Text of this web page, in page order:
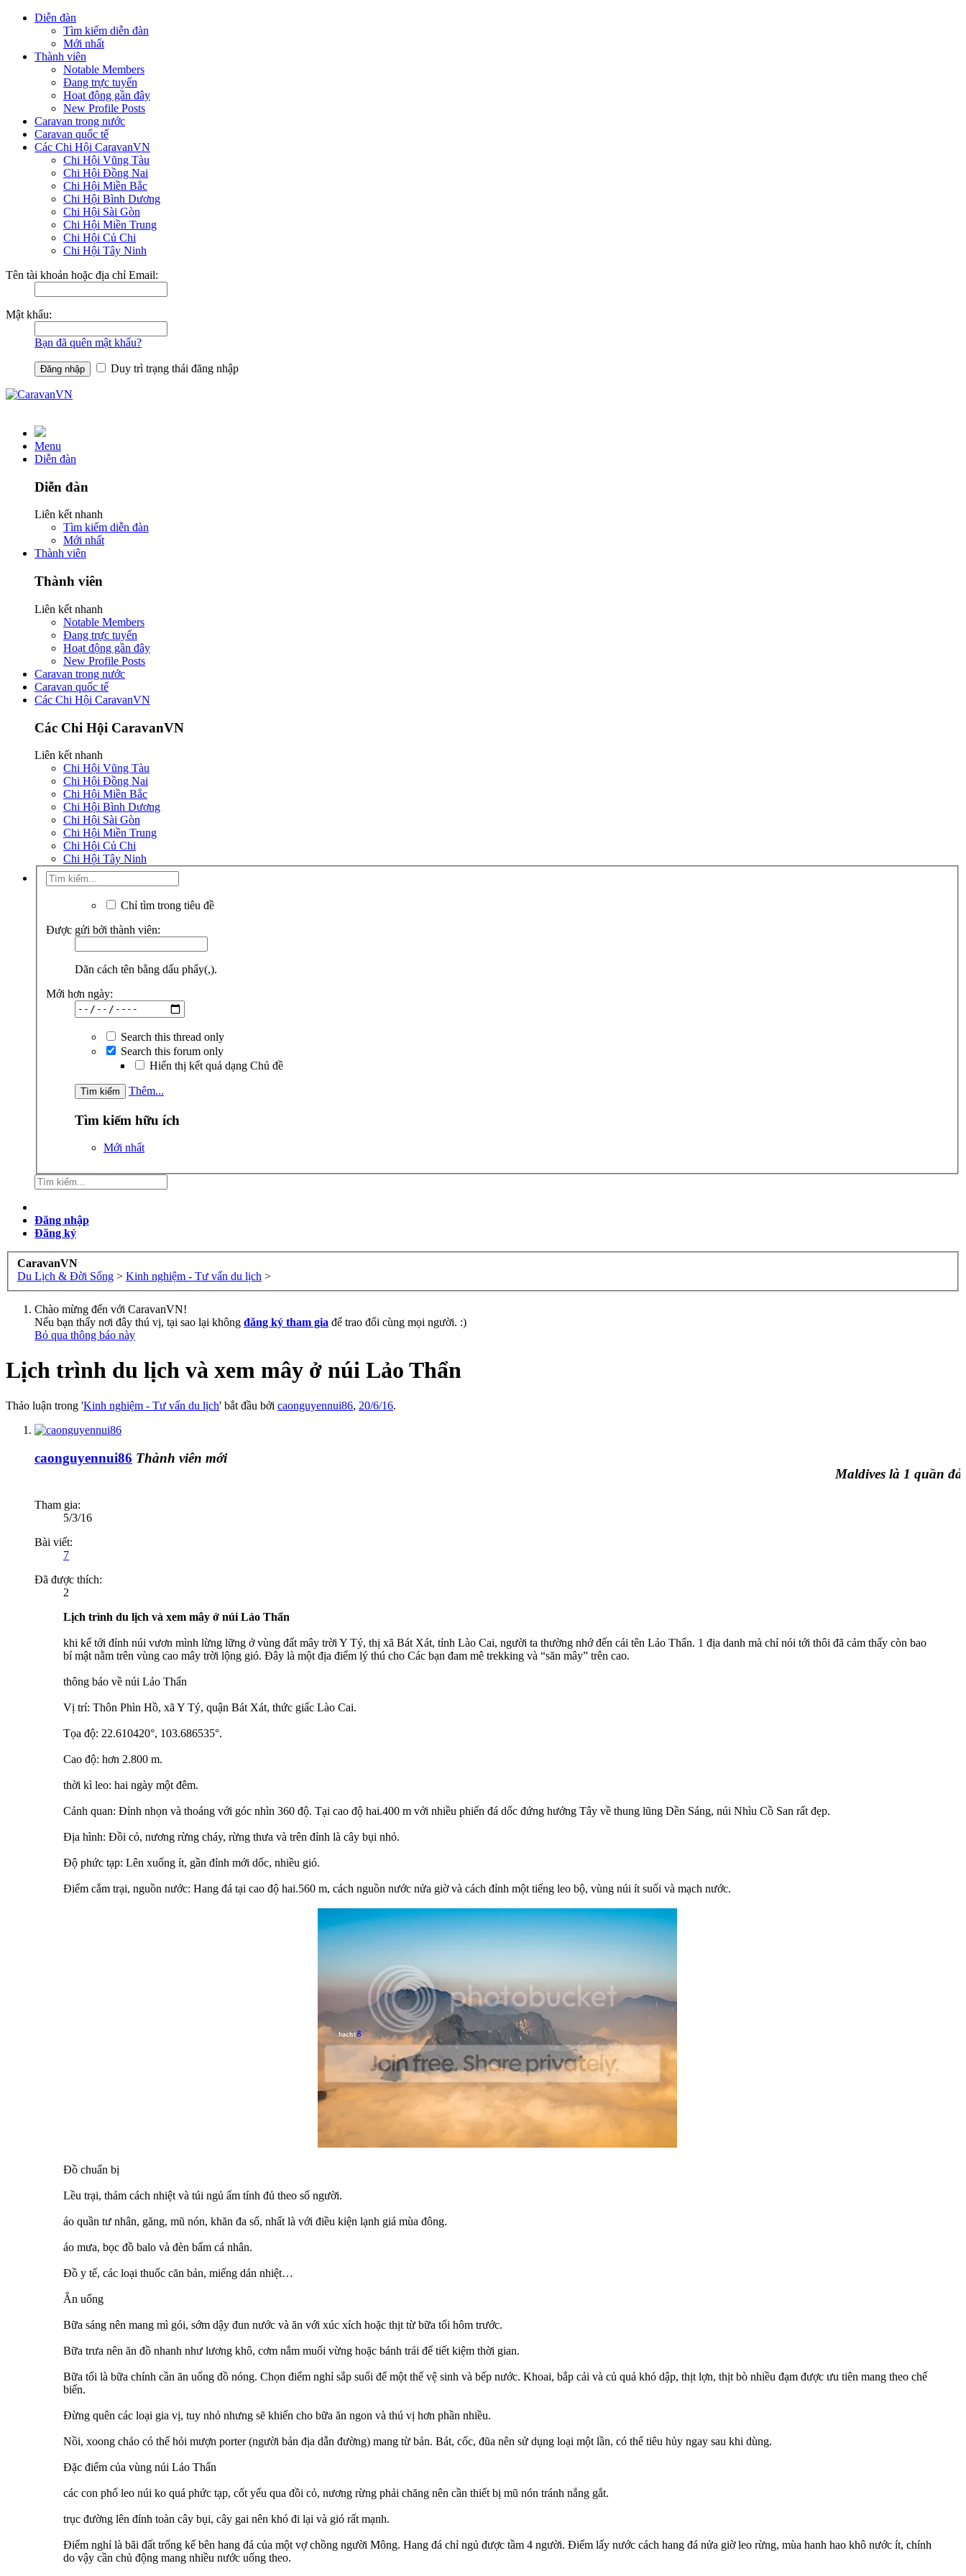
Diễn đàn
Tìm kiếm diễn đàn
Mới nhất
Thành viên
Notable Members
Đang trực tuyến
Hoạt động gần đây
New Profile Posts
Caravan trong nước
Caravan quốc tế
Các Chi Hội CaravanVN
Chi Hội Vũng Tàu
Chi Hội Đồng Nai
Chi Hội Miền Bắc
Chi Hội Bình Dương
Chi Hội Sài Gòn
Chi Hội Miền Trung
Chi Hội Củ Chi
Chi Hội Tây Ninh
Tên tài khoản hoặc địa chỉ Email:
Mật khẩu:
Bạn đã quên mật khẩu?
Duy trì trạng thái đăng nhập
Menu
Diễn đàn
Diễn đàn
Liên kết nhanh
Tìm kiếm diễn đàn
Mới nhất
Thành viên
Thành viên
Liên kết nhanh
Notable Members
Đang trực tuyến
Hoạt động gần đây
New Profile Posts
Caravan trong nước
Caravan quốc tế
Các Chi Hội CaravanVN
Các Chi Hội CaravanVN
Liên kết nhanh
Chi Hội Vũng Tàu
Chi Hội Đồng Nai
Chi Hội Miền Bắc
Chi Hội Bình Dương
Chi Hội Sài Gòn
Chi Hội Miền Trung
Chi Hội Củ Chi
Chi Hội Tây Ninh
Chỉ tìm trong tiêu đề
Được gửi bởi thành viên:
Dãn cách tên bằng dấu phẩy(,).
Mới hơn ngày:
Search this thread only
Search this forum only
Hiển thị kết quả dạng Chủ đề
Thêm...
Tìm kiếm hữu ích
Mới nhất
Đăng nhập
Đăng ký
CaravanVN
Du Lịch & Đời Sống > Kinh nghiệm - Tư vấn du lịch >
Chào mừng đến với CaravanVN!
Nếu bạn thấy nơi đây thú vị, tại sao lại không đăng ký tham gia để trao đổi cùng mọi người. :)
Bỏ qua thông báo này
Lịch trình du lịch và xem mây ở núi Lảo Thẩn
Thảo luận trong 'Kinh nghiệm - Tư vấn du lịch' bắt đầu bởi caonguyennui86, 20/6/16.
caonguyennui86 Thành viên mới
Maldives là 1 quần đảo
Tham gia:
5/3/16
Bài viết:
7
Đã được thích:
2
Lịch trình du lịch và xem mây ở núi Lảo Thẩn
khi kể tới đỉnh núi vươn mình lừng lững ở vùng đất mây trời Y Tý, thị xã Bát Xát, tỉnh Lào Cai, người ta thường nhớ đến cái tên Lảo Thẩn. 1 địa danh mà chỉ nói tới thôi đã cảm thấy còn bao
bí mật nằm trên vùng cao mây trời lộng gió. Đây là một địa điểm lý thú cho Các bạn đam mê trekking và “săn mây” trên cao.
thông báo về núi Lảo Thẩn
Vị trí: Thôn Phìn Hồ, xã Y Tý, quận Bát Xát, thức giấc Lào Cai.
Tọa độ: 22.610420°, 103.686535°.
Cao độ: hơn 2.800 m.
thời kì leo: hai ngày một đêm.
Cảnh quan: Đỉnh nhọn và thoáng với góc nhìn 360 độ. Tại cao độ hai.400 m với nhiều phiến đá dốc đứng hướng Tây về thung lũng Dền Sáng, núi Nhìu Cồ San rất đẹp.
Địa hình: Đồi cỏ, nương rừng cháy, rừng thưa và trên đỉnh là cây bụi nhỏ.
Độ phức tạp: Lên xuống ít, gần đỉnh mới dốc, nhiều gió.
Điểm cắm trại, nguồn nước: Hang đá tại cao độ hai.560 m, cách nguồn nước nửa giờ và cách đỉnh một tiếng leo bộ, vùng núi ít suối và mạch nước.
Đồ chuẩn bị
Lều trại, thảm cách nhiệt và túi ngủ ấm tính đủ theo số người.
áo quần tư nhân, găng, mũ nón, khăn đa số, nhất là với điều kiện lạnh giá mùa đông.
áo mưa, bọc đồ balo và đèn bấm cá nhân.
Đồ y tế, các loại thuốc căn bản, miếng dán nhiệt…
Ẳn uống
Bữa sáng nên mang mì gói, sớm dậy đun nước và ăn với xúc xích hoặc thịt từ bữa tối hôm trước.
Bữa trưa nên ăn đồ nhanh như lương khô, cơm nắm muối vừng hoặc bánh trái để tiết kiệm thời gian.
Bữa tối là bữa chính cần ăn uống đồ nóng. Chọn điểm nghỉ sắp suối để một thể vệ sinh và bếp nước. Khoai, bắp cải và củ quả khó dập, thịt lợn, thịt bò nhiều đạm được ưu tiên mang theo chế
biến.
Đừng quên các loại gia vị, tuy nhỏ nhưng sẽ khiến cho bữa ăn ngon và thú vị hơn phần nhiều.
Nồi, xoong chảo có thể hỏi mượn porter (người bản địa dẫn đường) mang từ bản. Bát, cốc, đũa nên sử dụng loại một lần, có thể tiêu hủy ngay sau khi dùng.
Đặc điểm của vùng núi Lảo Thẩn
các con phố leo núi ko quá phức tạp, cốt yếu qua đồi cỏ, nương rừng phải chăng nên cần thiết bị mũ nón tránh nắng gắt.
trục đường lên đỉnh toàn cây bụi, cây gai nên khó đi lại và gió rất mạnh.
Điểm nghỉ là bãi đất trống kế bên hang đá của một vợ chồng người Mông. Hang đá chỉ ngủ được tầm 4 người. Điểm lấy nước cách hang đá nửa giờ leo rừng, mùa hanh hao khô nước ít, chính
do vậy cần chủ động mang nhiều nước uống theo.